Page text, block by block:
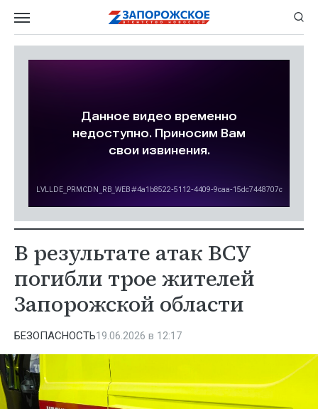
В результате атак ВСУ
погибли трое жителей
Запорожской области
БЕЗОПАСНОСТЬ19.06.2026 в 12:17